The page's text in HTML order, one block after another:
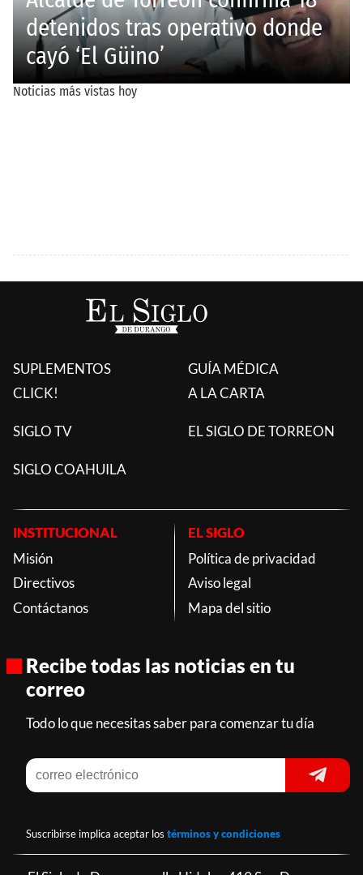
SUPLEMENTOS
CLICK!
GUÍA MÉDICA
A LA CARTA
SIGLO TV EL SIGLO DE TORREON
SIGLO COAHUILA
INSTITUCIONAL
Misión
Directivos
Contáctanos
EL SIGLO
Política de privacidad
Aviso legal
Mapa del sitio
Recibe todas las noticias en tu
correo
Todo lo que necesitas saber para comenzar tu día
Suscribirse implica aceptar los términos y condiciones